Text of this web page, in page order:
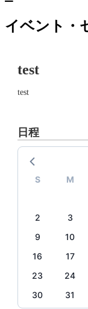
イベント・
test
test
日程
S M
2
3
9
10
16
17
23
24
30
31